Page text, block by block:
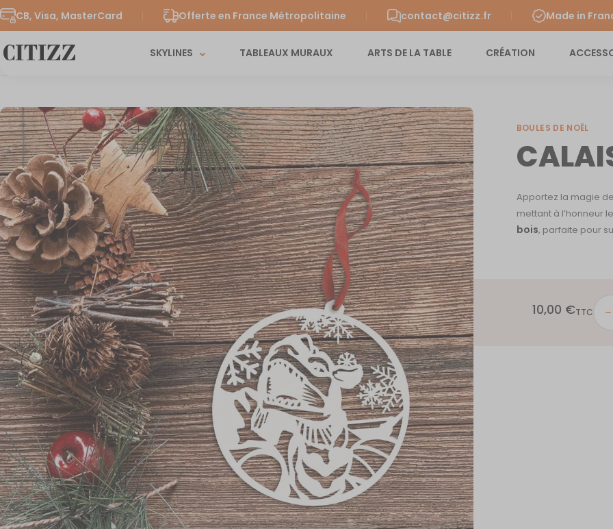
CB, Visa, MasterCard Offerte en France Métropolitaine contact@citizz.fr Made in
SKYLINES TABLEAUX MURAUX ARTS DE LA TABLE CRÉATION
BOULES DE NOËL
Apportez la magie de
mettant à l’honneur
bois, parfaite pour
10,00 €TTC